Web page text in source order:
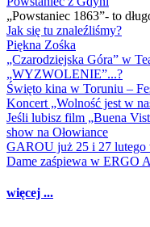
„Powstaniec 1863”- to
Jak się tu znaleźliśmy?
Piękna Zośka
„Czarodziejska Góra” w
„WYZWOLENIE”...?
Święto kina w Toruniu –
Koncert „Wolność jest w
Jeśli lubisz film „Buena
show na Ołowiance
GAROU już 25 i 27
Dame zaśpiewa w ERGO
więcej ...